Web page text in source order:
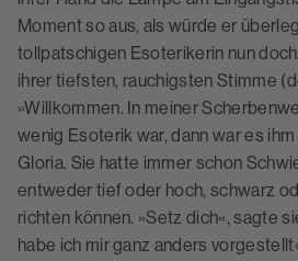
Moment so aus, als würde er
tollpatschigen Esoterikerin nun
ihrer tiefsten, rauchigsten Stimme
»Willkommen. In meiner
wenig Esoterik war, dann war es
Gloria. Sie hatte immer schon
entweder tief oder hoch, schwarz
richten können. »Setz dich«, sagte
habe ich mir ganz anders